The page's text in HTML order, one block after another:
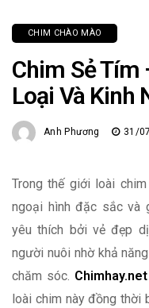
CHIM CHÀO MÀO
Chim Sẻ
Loại Và Kinh
Anh Phương 31/
Trong thế giới loài
ngoại hình đặc sắc và
yêu thích bởi vẻ đẹp
người nuôi nhờ khả
chăm sóc. Chimhay.net
loài chim này đồng thời